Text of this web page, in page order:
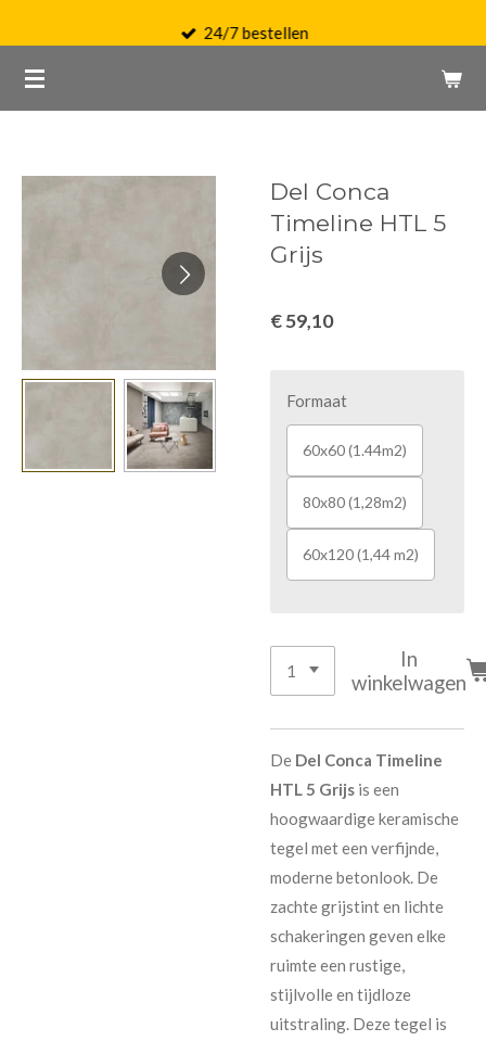
naar
de
24/7 bestellen
Del Conca
Timeline HTL 5
Grijs
€ 59,10
Formaat
60x60 (1.44m2)
80x80 (1,28m2)
60x120 (1,44 m2)
In
winkelwagen
De Del Conca Timeline
HTL 5 Grijs is een
hoogwaardige keramische
tegel met een verfijnde,
moderne betonlook. De
zachte grijstint en lichte
schakeringen geven elke
ruimte een rustige,
stijlvolle en tijdloze
uitstraling. Deze tegel is